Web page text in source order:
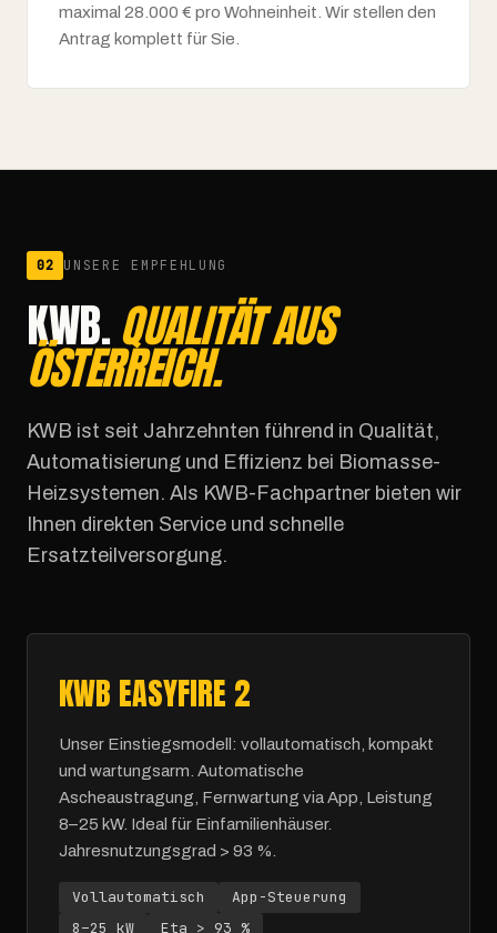
maximal 28.000 € pro Wohneinheit. Wir stellen den
Antrag komplett für Sie.
02 UNSERE EMPFEHLUNG
KWB.QUALITÄT AUS
ÖSTERREICH.
KWB ist seit Jahrzehnten führend in Qualität,
Automatisierung und Effizienz bei Biomasse-
Heizsystemen. Als KWB-Fachpartner bieten wir
Ihnen direkten Service und schnelle
Ersatzteilversorgung.
KWB EASYFIRE 2
Unser Einstiegsmodell: vollautomatisch, kompakt
und wartungsarm. Automatische
Ascheaustragung, Fernwartung via App, Leistung
8–25 kW. Ideal für Einfamilienhäuser.
Jahresnutzungsgrad > 93 %.
Vollautomatisch
App-Steuerung
8–25 kW
Eta > 93 %